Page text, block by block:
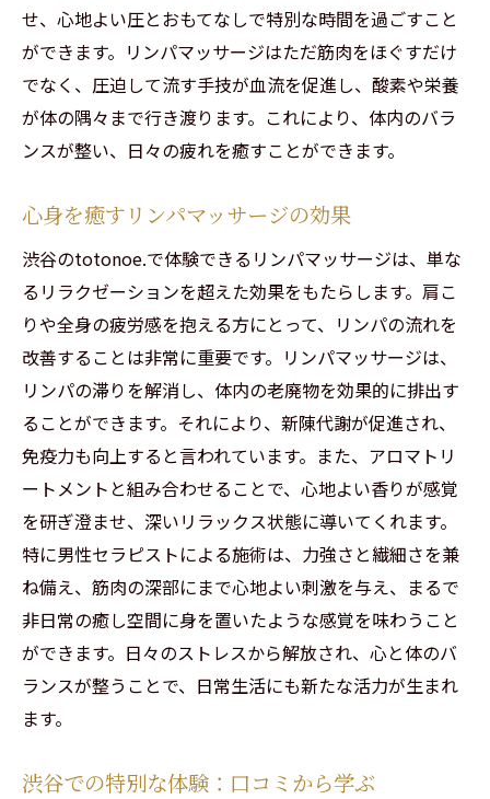
せ、心地よい圧とおもてなしで特別な時間を過ごすこと
ができます。リンパマッサージはただ筋肉をほぐすだけ
でなく、圧迫して流す手技が血流を促進し、酸素や栄養
が体の隅々まで行き渡ります。これにより、体内のバラ
ンスが整い、日々の疲れを癒すことができます。
心身を癒すリンパマッサージの効果
渋谷のtotonoe.で体験できるリンパマッサージは、単な
るリラクゼーションを超えた効果をもたらします。肩こ
りや全身の疲労感を抱える方にとって、リンパの流れを
改善することは非常に重要です。リンパマッサージは、
リンパの滞りを解消し、体内の老廃物を効果的に排出す
ることができます。それにより、新陳代謝が促進され、
免疫力も向上すると言われています。また、アロマトリ
ートメントと組み合わせることで、心地よい香りが感覚
を研ぎ澄ませ、深いリラックス状態に導いてくれます。
特に男性セラピストによる施術は、力強さと繊細さを兼
ね備え、筋肉の深部にまで心地よい刺激を与え、まるで
非日常の癒し空間に身を置いたような感覚を味わうこと
ができます。日々のストレスから解放され、心と体のバ
ランスが整うことで、日常生活にも新たな活力が生まれ
ます。
渋谷での特別な体験：口コミから学ぶ